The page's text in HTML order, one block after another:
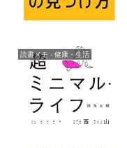
読書メモ - 健康・生活